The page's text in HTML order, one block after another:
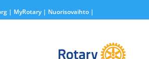
| MyRotary | Nuorisovaihto|